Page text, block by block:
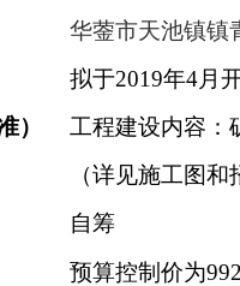
华蓥市天池镇镇
拟于2019年4月
）
工程建设内容：
（详见施工图和
自筹
预算控制价为